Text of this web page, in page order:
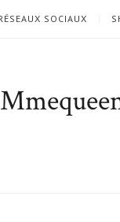
SOCIAUX